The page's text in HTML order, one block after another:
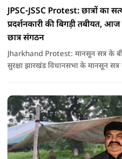
JPSC-JSSC Protest: छात्रों का
प्रदर्शनकारी की बिगड़ी तबीयत,
छात्र संगठन
Jharkhand Protest: मानसून सत्र के बीच प्रदर्शन, प्रशासन ने बढ़ाई
सुरक्षा झारखंड विधानसभा के मानसून सत्र के दौरान होने वाले इस प्रदर्शन
जनाधिकार महासभा के आह्वान पर